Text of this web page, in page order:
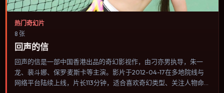
热门奇幻片
8 张
回声的信
回声的信是一部中国香港出品的奇幻影视作，由刁亦男执导，朱一
龙、裴斗娜、保罗·麦斯卡等主演。影片于2012-04-17在多地院线与
网络平台陆续上线，片长113分钟，适合喜欢奇幻类型、关注人物命运